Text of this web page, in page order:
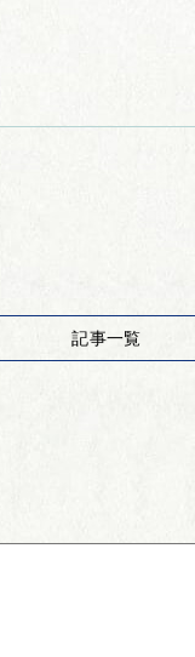
記事一覧